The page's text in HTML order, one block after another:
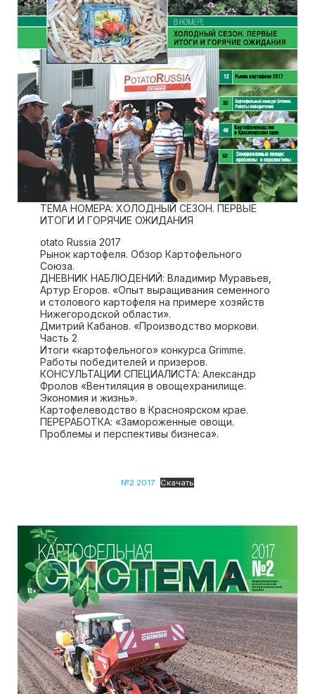
ТЕМА НОМЕРА: ХОЛОДНЫЙ СЕЗОН. ПЕРВЫЕ
ИТОГИ И ГОРЯЧИЕ ОЖИДАНИЯ
otato Russia 2017
Рынок картофеля. Обзор Картофельного
Союза.
ДНЕВНИК НАБЛЮДЕНИЙ: Владимир Муравьев,
Артур Егоров. «Опыт выращивания семенного
и столового картофеля на примере хозяйств
Нижегородской области».
Дмитрий Кабанов. «Производство моркови.
Часть 2
Итоги «картофельного» конкурса Grimme.
Работы победителей и призеров.
КОНСУЛЬТАЦИИ СПЕЦИАЛИСТА: Александр
Фролов «Вентиляция в овощехранилище.
Экономия и жизнь».
Картофелеводство в Красноярском крае.
ПЕРЕРАБОТКА: «Замороженные овощи.
Проблемы и перспективы бизнеса».
№2 2017 Скачать